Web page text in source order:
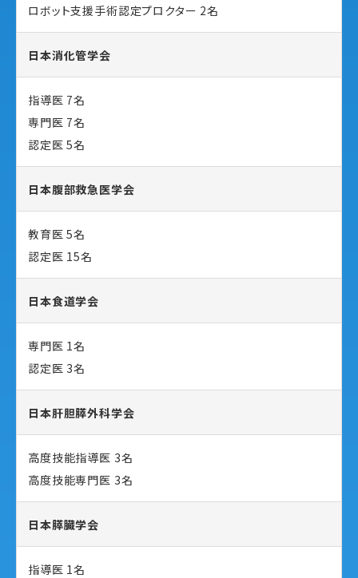
ロボット支援手術認定プロクター 2名
日本消化管学会
指導医 7名
専門医 7名
認定医 5名
日本腹部救急医学会
教育医 5名
認定医 15名
日本食道学会
専門医 1名
認定医 3名
日本肝胆膵外科学会
高度技能指導医 3名
高度技能専門医 3名
日本膵臓学会
指導医 1名